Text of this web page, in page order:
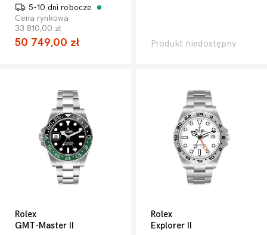
5-10 dni robocze
Cena rynkowa
33 810,00 zł
50 749,00 zł Produkt niedostępny
Rolex
GMT-Master II
Rolex
Explorer II